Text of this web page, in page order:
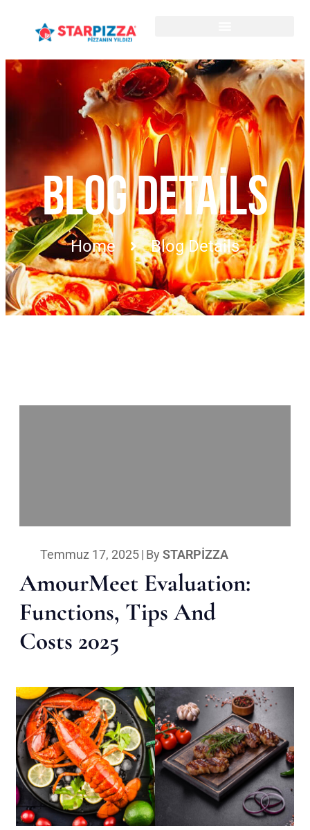
BLOG DETAILS
Home Blog Details
Temmuz 17, 2025| By STARPIZZA
AmourMeet Evaluation:
Functions, Tips And
Costs 2025